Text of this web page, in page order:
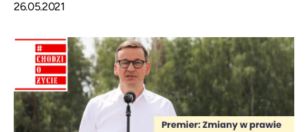
26.05.2021